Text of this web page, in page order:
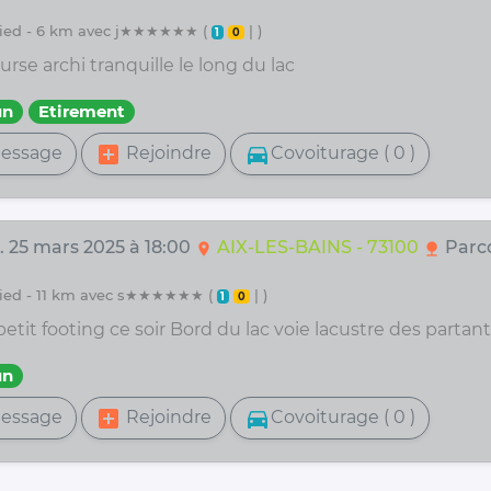
- 6 km avec j★★★★★★ ( 1 0 | )
archi tranquille le long du lac
Etirement
add_box Rejoindre directions_car Covoiturage ( 0 )
25 mars 2025 à 18:00 location_on AIX-LES-BAINS - 73100 nature
- 11 km avec s★★★★★★ ( 1 0 | )
footing ce soir Bord du lac voie lacustre des
add_box Rejoindre directions_car Covoiturage ( 0 )